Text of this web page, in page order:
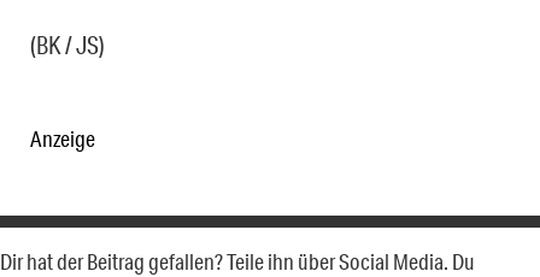
(BK / JS)
Anzeige
Dir hat der Beitrag gefallen? Teile ihn über Social Media. Du